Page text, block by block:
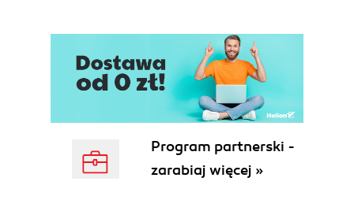
Program partnerski -
zarabiaj więcej »